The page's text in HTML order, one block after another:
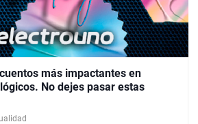
más impactantes en
No dejes pasar estas